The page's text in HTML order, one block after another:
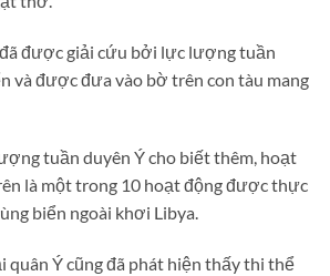
được giải cứu bởi lực lượng tuần
và được đưa vào bờ trên con tàu mang
tuần duyên Ý cho biết thêm, hoạt
là một trong 10 hoạt động được thực
biển ngoài khơi Libya.
quân Ý cũng đã phát hiện thấy thi thể